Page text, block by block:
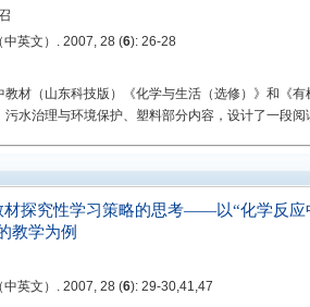
中英文）. 2007, 28 (6): 26-28
教材（山东科技版）《化学与生活（选修）》和《
污水治理与环境保护、塑料部分内容，设计了一段
材探究性学习策略的思考——以“化学反应
教学为例
中英文）. 2007, 28 (6): 29-30,41,47